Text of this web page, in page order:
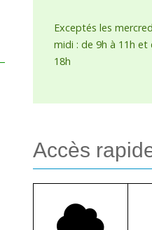
Exceptés les
midi : de 9h à 11h et
18h
Accès